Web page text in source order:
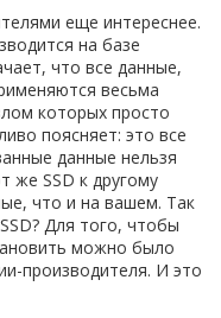
еще интереснее.
на базе
что все данные,
весьма
которых просто
поясняет: это все
данные нельзя
же SSD к другому
что и на вашем. Так
Для того, чтобы
можно было
производителя. И это